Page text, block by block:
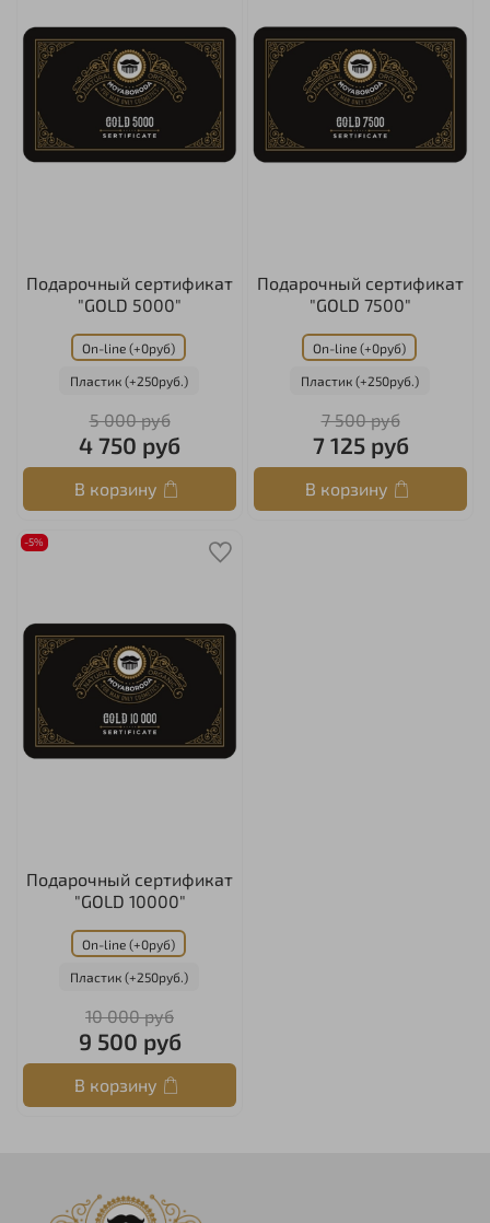
Подарочный сертификат
"GOLD 5000"
On-line (+0руб)
Пластик (+250руб.)
5 000 руб
4 750 руб
В корзину
Подарочный сертификат
"GOLD 7500"
On-line (+0руб)
Пластик (+250руб.)
7 500 руб
7 125 руб
В корзину
-5%
Подарочный сертификат
"GOLD 10000"
On-line (+0руб)
Пластик (+250руб.)
10 000 руб
9 500 руб
В корзину